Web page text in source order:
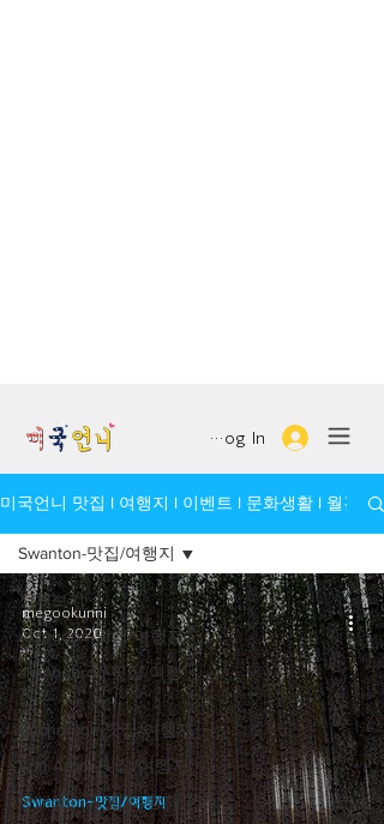
Log In
미국언니 맛집 l 여행지 l 이벤트 l 문화생활 l 월간 모
전체보기
Abingdon-맛집/여행지
alamogordo-맛집/여행
지
Anchorage-맛집/여행지
Ann Arbor-맛집/여행지
Arlington-맛집/여행지
Swanton-맛집/여행지
Swanton-맛집/여행지
megookunni
Oct 1, 2020